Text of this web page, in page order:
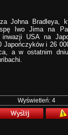
Johna Bradleya,
Iwo Jima na
USA na
Japończyków i 26
a w ostatnim
Wyświetleń: 4